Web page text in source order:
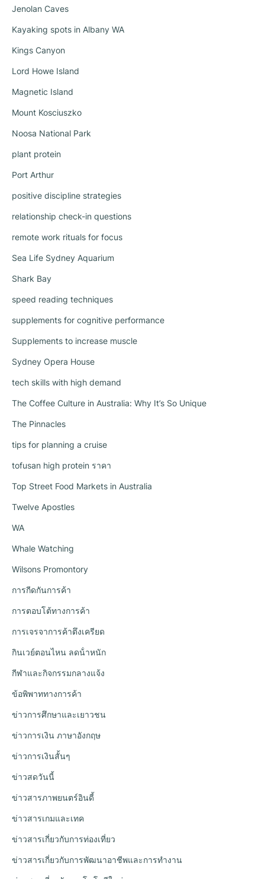
Jenolan Caves
Kayaking spots in Albany WA
Kings Canyon
Lord Howe Island
Magnetic Island
Mount Kosciuszko
Noosa National Park
plant protein
Port Arthur
positive discipline strategies
relationship check-in questions
remote work rituals for focus
Sea Life Sydney Aquarium
Shark Bay
speed reading techniques
supplements for cognitive performance
Supplements to increase muscle
Sydney Opera House
tech skills with high demand
The Coffee Culture in Australia: Why It’s So Unique
The Pinnacles
tips for planning a cruise
tofusan high protein ราคา
Top Street Food Markets in Australia
Twelve Apostles
WA
Whale Watching
Wilsons Promontory
การกีดกันการค้า
การตอบโต้ทางการค้า
การเจรจาการค้าตึงเครียด
กินเวย์ตอนไหน ลดน้ําหนัก
กีฬาและกิจกรรมกลางแจ้ง
ข้อพิพาททางการค้า
ข่าวการศึกษาและเยาวชน
ข่าวการเงิน ภาษาอังกฤษ
ข่าวการเงินสั้นๆ
ข่าวสดวันนี้
ข่าวสารภาพยนตร์อินดี้
ข่าวสารเกมและเทค
ข่าวสารเกี่ยวกับการท่องเที่ยว
ข่าวสารเกี่ยวกับการพัฒนาอาชีพและการทำงาน